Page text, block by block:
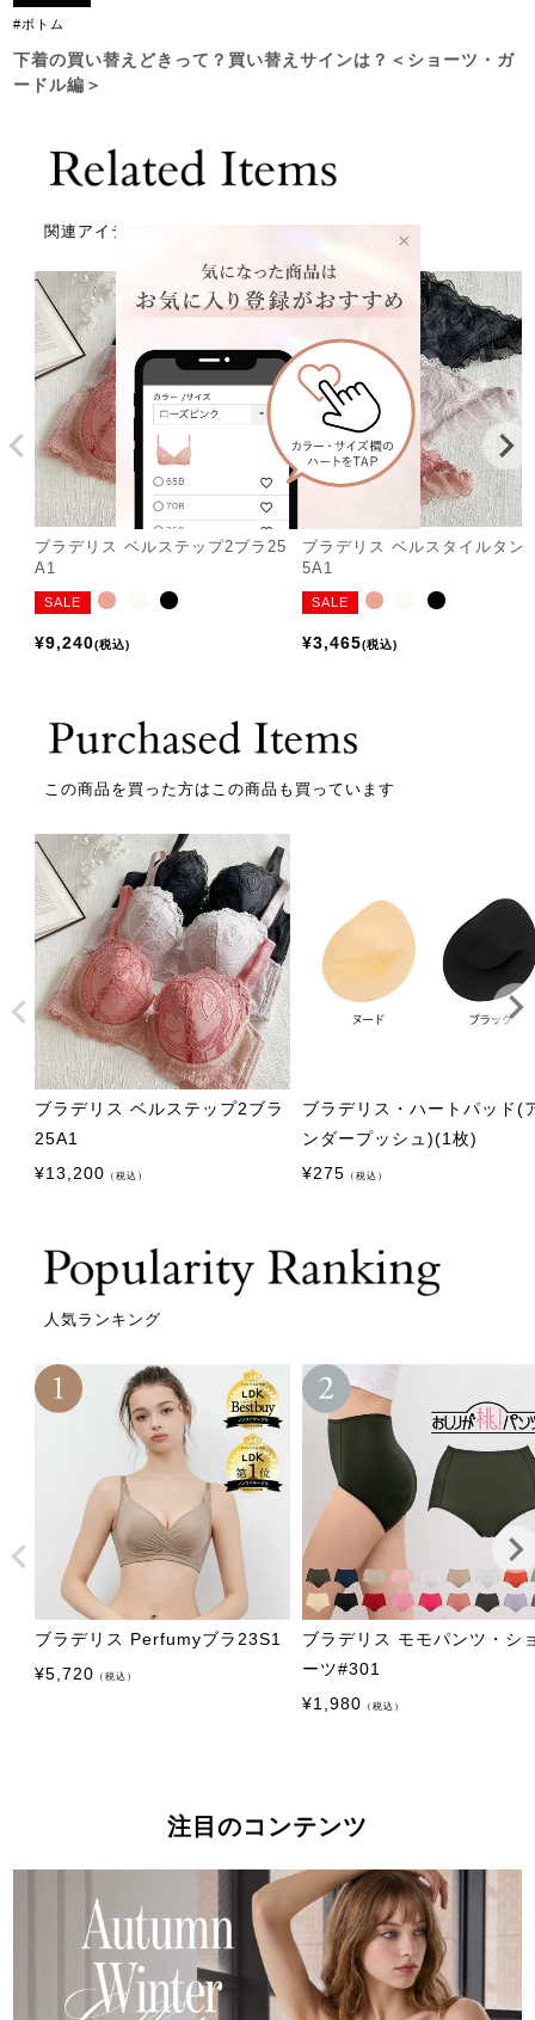
#ボトム
下着の買い替えどきって？買い替えサインは？＜ショーツ・ガ
ードル編＞
関連アイテム
ブラデリス ベルステップ2ブラ25
A1
SALE
¥9,240 税込
ブラデリス ベルスタイルタン
5A1
SALE
¥3,465 税込
この商品を買った方はこの商品も買っています
ブラデリス ベルステップ2ブラ
25A1
¥13,200 （税込）
ブラデリス・ハートパッド(
ンダープッシュ)(1枚)
¥275 （税込）
人気ランキング
ブラデリス Perfumyブラ23S1
¥5,720 （税込）
ブラデリス モモパンツ・シ
ーツ#301
¥1,980 （税込）
注目のコンテンツ